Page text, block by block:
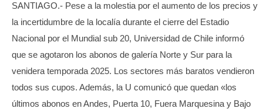
SANTIAGO.- Pese a la molestia por el aumento de los precios y
la incertidumbre de la localía durante el cierre del Estadio
Nacional por el Mundial sub 20, Universidad de Chile informó
que se agotaron los abonos de galería Norte y Sur para la
venidera temporada 2025. Los sectores más baratos vendieron
todos sus cupos. Además, la U comunicó que quedan «los
últimos abonos en Andes, Puerta 10, Fuera Marquesina y Bajo